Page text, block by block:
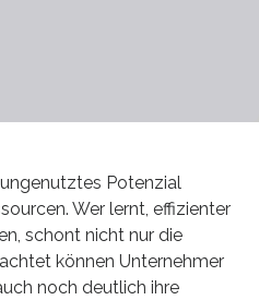
Potenzial
Wer lernt, effizienter
schont nicht nur die
können Unternehmer
noch deutlich ihre